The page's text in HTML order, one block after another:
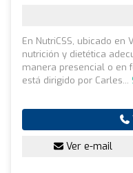
En NutriCSS, ubicado en
nutrición y dietética
manera presencial o en
está dirigido por Carles...
Ver e-mail